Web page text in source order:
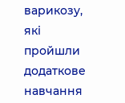
варикозу,
які
пройшли
додаткове
навчання